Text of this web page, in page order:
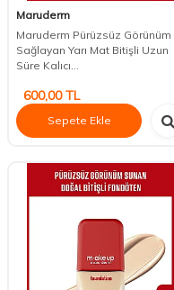
Maruderm
Maruderm Pürüzsüz Görünüm
Sağlayan Yarı Mat Bitişli Uzun
Süre Kalıcı...
600,00TL
Sepete Ekle